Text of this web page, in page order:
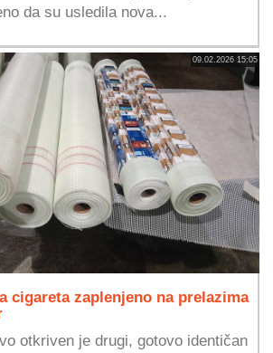
da su usledila nova...
09.02.2026 15:05
cigareta zaplenjeno na prelazima
otkriven je drugi, gotovo identičan